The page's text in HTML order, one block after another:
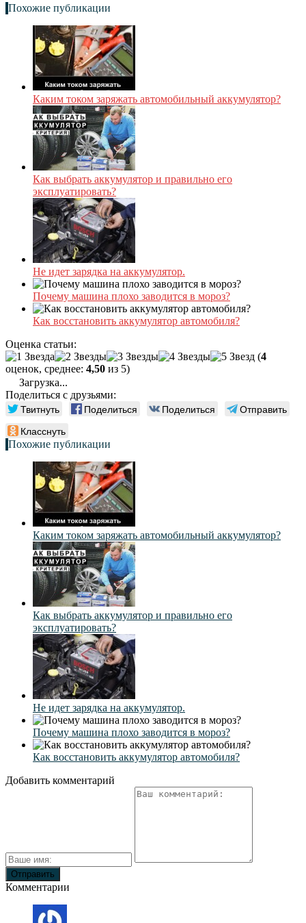
Похожие публикации
Каким током заряжать автомобильный аккумулятор?
Как выбрать аккумулятор и правильно его
эксплуатировать?
Не идет зарядка на аккумулятор.
Почему машина плохо заводится в мороз?
Как восстановить аккумулятор автомобиля?
Оценка статьи:
(4
оценок, среднее: 4,50 из 5)
Загрузка...
Поделиться с друзьями:
Твитнуть Поделиться Поделиться
Отправить
Класснуть
Похожие публикации
Каким током заряжать автомобильный аккумулятор?
Как выбрать аккумулятор и правильно его
эксплуатировать?
Не идет зарядка на аккумулятор.
Почему машина плохо заводится в мороз?
Как восстановить аккумулятор автомобиля?
Добавить комментарий
Комментарии